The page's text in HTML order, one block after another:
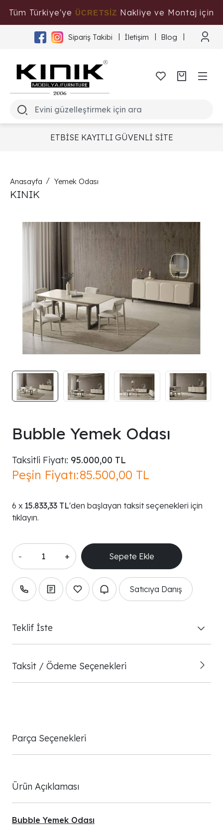
Tüm Türkiye'ye ÜCRETSİZ Nakliye ve Montaj için
Tıklayınız
Sipariş Takibi İletişim Blog
ETBİSE KAYITLI GÜVENLİ SİTE
Anasayfa Yemek Odası
KINIK
Bubble Yemek Odası
Taksitli Fiyatı: 95.000,00 TL
Peşin Fiyatı:85.500,00 TL
15.833,33 TL'den başlayan taksit seçenekleri için
tıklayın.
- +
Satıcıya Danış
Teklif İste
Taksit / Ödeme Seçenekleri
Parça Seçenekleri
Ürün Açıklaması
Bubble Yemek Odası